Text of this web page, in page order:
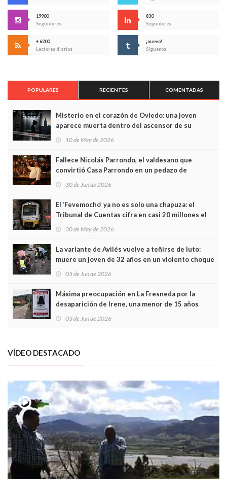
19900
Seguidores
830
Seguidores
+ 6200
Lectores diarios
¡nuevo!
Síguenos
POPULARES RECIENTES COMENTADAS
Misterio en el corazón de Oviedo: una joven
aparece muerta dentro del ascensor de su
edificio y las cámaras captan sus últimos minutos
10 de May de 2026
Fallece Nicolás Parrondo, el valdesano que
convirtió Casa Parrondo en un pedazo de
Asturias en Madrid
30 de Jun de 2026
El ‘Fevemocho’ ya no es solo una chapuza: el
Tribunal de Cuentas cifra en casi 20 millones el
sobrecoste de los trenes que no cabían por los
30 de May de 2026
La variante de Avilés vuelve a teñirse de luto:
muere un joven de 32 años en un violento choque
frontal
05 de Jun de 2026
Máxima preocupación en La Fresneda por la
desaparición de Irene, una menor de 15 años
03 de Jun de 2026
VÍDEO DESTACADO